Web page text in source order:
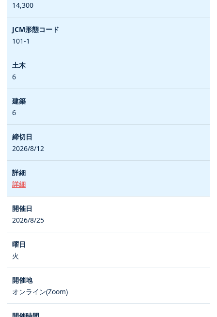
14,300
101-1
6
6
2026/8/12
詳細
2026/8/25
火
オンライン(Zoom)